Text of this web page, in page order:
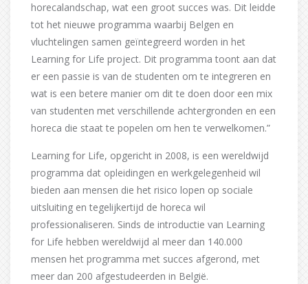
horecalandschap, wat een groot succes was. Dit leidde
tot het nieuwe programma waarbij Belgen en
vluchtelingen samen geïntegreerd worden in het
Learning for Life project. Dit programma toont aan dat
er een passie is van de studenten om te integreren en
wat is een betere manier om dit te doen door een mix
van studenten met verschillende achtergronden en een
horeca die staat te popelen om hen te verwelkomen.”
Learning for Life, opgericht in 2008, is een wereldwijd
programma dat opleidingen en werkgelegenheid wil
bieden aan mensen die het risico lopen op sociale
uitsluiting en tegelijkertijd de horeca wil
professionaliseren. Sinds de introductie van Learning
for Life hebben wereldwijd al meer dan 140.000
mensen het programma met succes afgerond, met
meer dan 200 afgestudeerden in België.